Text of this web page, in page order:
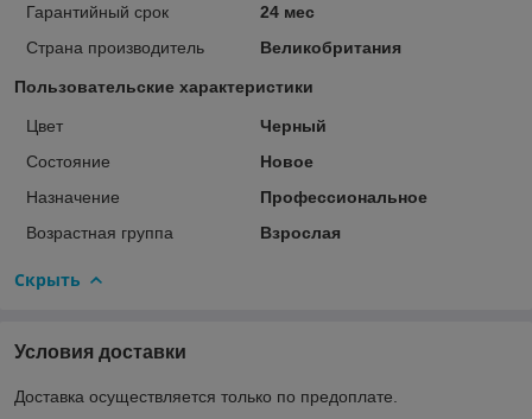
Гарантийный срок
24 мес
Страна производитель
Великобритания
Пользовательские характеристики
Цвет
Черный
Состояние
Новое
Назначение
Профессиональное
Возрастная группа
Взрослая
Скрыть
Условия доставки
Доставка осуществляется только по предоплате.